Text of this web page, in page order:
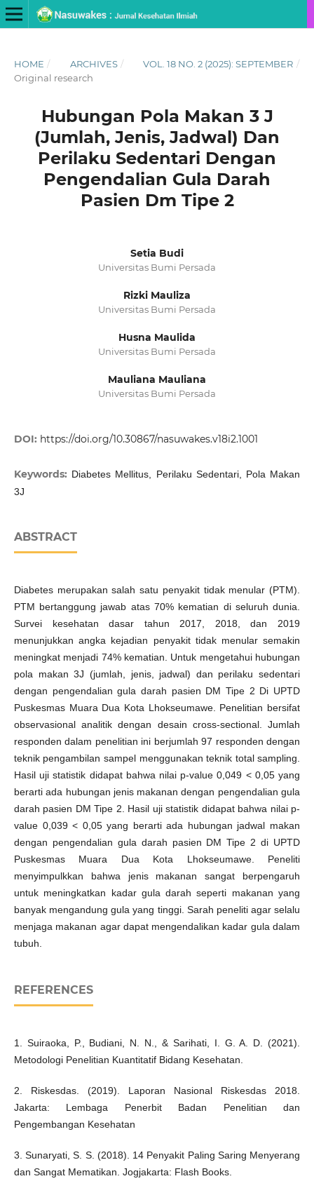
HOME / ARCHIVES / VOL. 18 NO. 2 (2025): SEPTEMBER /
Original research
Hubungan Pola Makan 3 J
(Jumlah, Jenis, Jadwal) Dan
Perilaku Sedentari Dengan
Pengendalian Gula Darah
Pasien Dm Tipe 2
Setia Budi
Universitas Bumi Persada
Rizki Mauliza
Universitas Bumi Persada
Husna Maulida
Universitas Bumi Persada
Mauliana Mauliana
Universitas Bumi Persada
DOI: https://doi.org/10.30867/nasuwakes.v18i2.1001
Keywords: Diabetes Mellitus, Perilaku Sedentari, Pola Makan
3J
ABSTRACT
Diabetes merupakan salah satu penyakit tidak menular (PTM).
PTM bertanggung jawab atas 70% kematian di seluruh dunia.
Survei kesehatan dasar tahun 2017, 2018, dan 2019
menunjukkan angka kejadian penyakit tidak menular semakin
meningkat menjadi 74% kematian. Untuk mengetahui hubungan
pola makan 3J (jumlah, jenis, jadwal) dan perilaku sedentari
dengan pengendalian gula darah pasien DM Tipe 2 Di UPTD
Puskesmas Muara Dua Kota Lhokseumawe. Penelitian bersifat
observasional analitik dengan desain cross-sectional. Jumlah
responden dalam penelitian ini berjumlah 97 responden dengan
teknik pengambilan sampel menggunakan teknik total sampling.
Hasil uji statistik didapat bahwa nilai p-value 0,049 < 0,05 yang
berarti ada hubungan jenis makanan dengan pengendalian gula
darah pasien DM Tipe 2. Hasil uji statistik didapat bahwa nilai p-
value 0,039 < 0,05 yang berarti ada hubungan jadwal makan
dengan pengendalian gula darah pasien DM Tipe 2 di UPTD
Puskesmas Muara Dua Kota Lhokseumawe. Peneliti
menyimpulkkan bahwa jenis makanan sangat berpengaruh
untuk meningkatkan kadar gula darah seperti makanan yang
banyak mengandung gula yang tinggi. Sarah peneliti agar selalu
menjaga makanan agar dapat mengendalikan kadar gula dalam
tubuh.
REFERENCES
1. Suiraoka, P., Budiani, N. N., & Sarihati, I. G. A. D. (2021).
Metodologi Penelitian Kuantitatif Bidang Kesehatan.
2. Riskesdas. (2019). Laporan Nasional Riskesdas 2018.
Jakarta: Lembaga Penerbit Badan Penelitian dan
Pengembangan Kesehatan
3. Sunaryati, S. S. (2018). 14 Penyakit Paling Saring Menyerang
dan Sangat Mematikan. Jogjakarta: Flash Books.